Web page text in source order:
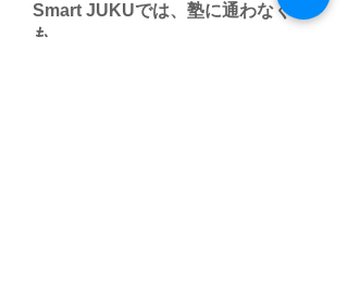
Smart JUKUでは、塾に通わなくて
も、